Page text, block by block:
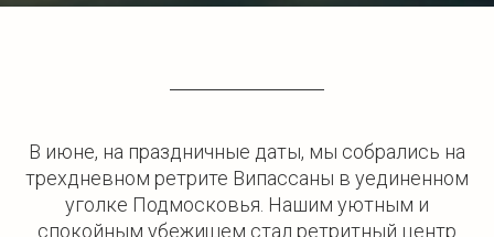
В июне, на праздничные даты, мы собрались на
трехдневном ретрите Випассаны в уединенном
уголке Подмосковья. Нашим уютным и
спокойным убежищем стал ретритный центр